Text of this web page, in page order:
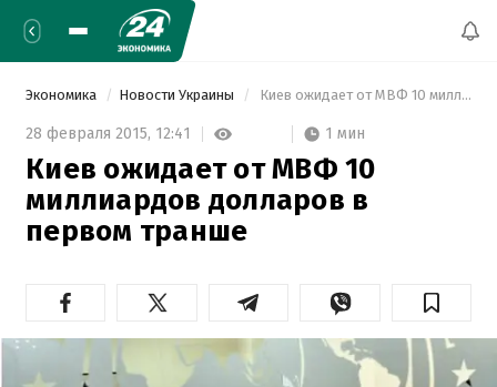
Экономика Новости Украины Киев ожидает от МВФ 10 миллиардов долларов в первом транше
28 февраля 2015, 12:41 1 мин
Киев ожидает от МВФ 10
миллиардов долларов в
первом транше